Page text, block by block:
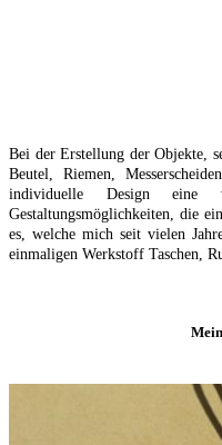
Bei der Erstellung der Objekte,
Beutel, Riemen,
individuelle Design eine
Gestaltungsmöglichkeiten, die
es, welche mich seit vielen
einmaligen Werkstoff Taschen,